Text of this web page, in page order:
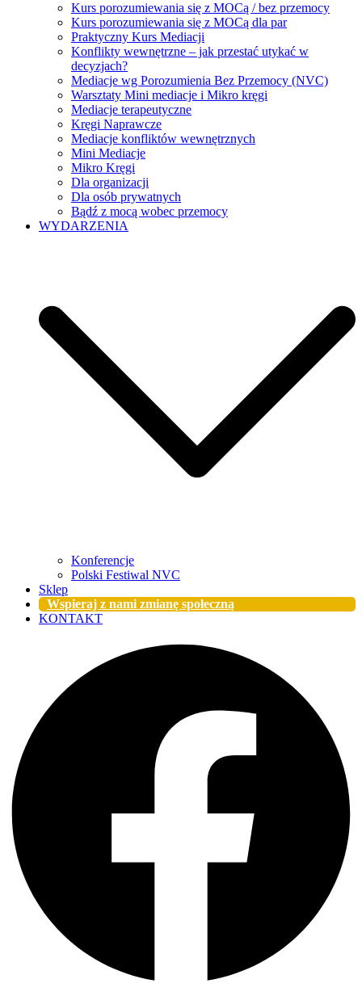
Kurs porozumiewania się z MOCą / bez przemocy
Kurs porozumiewania się z MOCą dla par
Praktyczny Kurs Mediacji
Konflikty wewnętrzne – jak przestać utykać w
decyzjach?
Mediacje wg Porozumienia Bez Przemocy (NVC)
Warsztaty Mini mediacje i Mikro kręgi
Mediacje terapeutyczne
Kręgi Naprawcze
Mediacje konfliktów wewnętrznych
Mini Mediacje
Mikro Kręgi
Dla organizacji
Dla osób prywatnych
Bądź z mocą wobec przemocy
WYDARZENIA
Konferencje
Polski Festiwal NVC
Sklep
Wspieraj z nami zmianę społeczną
KONTAKT